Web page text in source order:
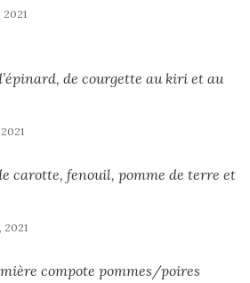
de courgette au kiri et au
carotte, fenouil, pomme de terre et
2021
compote pommes/poires